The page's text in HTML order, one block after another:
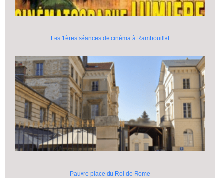
Les 1ères séances de cinéma à Rambouillet
Pauvre place du Roi de Rome